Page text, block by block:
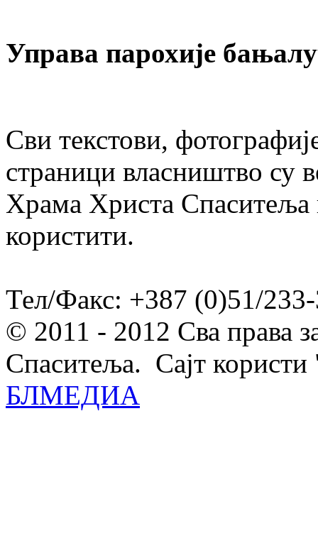
Управа парохије
Сви текстови,
страници власништво су
Храма Христа Спаситеља
користити.
Тел/Факс: +387 (0)51/
© 2011 - 2012 Сва права
Спаситеља. Сајт
БЛМЕДИА